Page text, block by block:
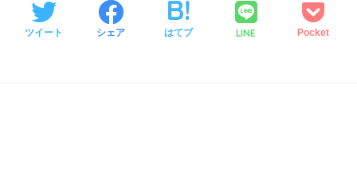
ツイート シェア はてブ LINE Pocket